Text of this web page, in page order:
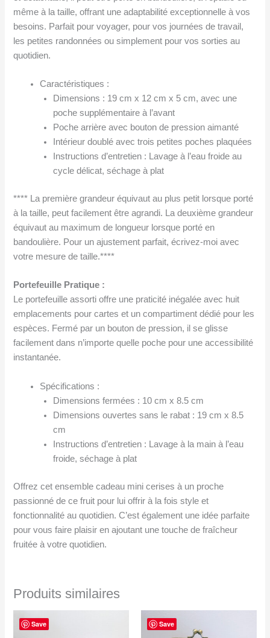
même à la taille, offrant une adaptabilité exceptionnelle à vos
besoins. Parfait pour voyager, pour vos journées de travail,
les petites randonnées ou simplement pour vos sorties au
quotidien.
Caractéristiques :
Dimensions : 19 cm x 12 cm x 5 cm, avec une
poche supplémentaire à l’avant
Poche arrière avec bouton de pression aimanté
Intérieur doublé avec trois petites poches plaquées
Instructions d’entretien : Lavage à l’eau froide au
cycle délicat, séchage à plat
**** La première grandeur équivaut au plus petit lorsque porté
à la taille, peut facilement être agrandi. La deuxième grandeur
équivaut au maximum de longueur lorsque porté en
bandoulière. Pour un ajustement parfait, écrivez-moi avec
votre mesure de taille.****
Portefeuille Pratique :
Le portefeuille assorti offre une praticité inégalée avec huit
emplacements pour cartes et un compartiment dédié pour les
espèces. Fermé par un bouton de pression, il se glisse
facilement dans n’importe quelle poche pour une accessibilité
instantanée.
Spécifications :
Dimensions fermées : 10 cm x 8.5 cm
Dimensions ouvertes sans le rabat : 19 cm x 8.5
cm
Instructions d’entretien : Lavage à la main à l’eau
froide, séchage à plat
Offrez cet ensemble cadeau mini cerises à un proche
passionné de ce fruit pour lui offrir à la fois style et
fonctionnalité au quotidien. C’est également une idée parfaite
pour vous faire plaisir en ajoutant une touche de fraîcheur
fruitée à votre quotidien.
Produits similaires
Save Save